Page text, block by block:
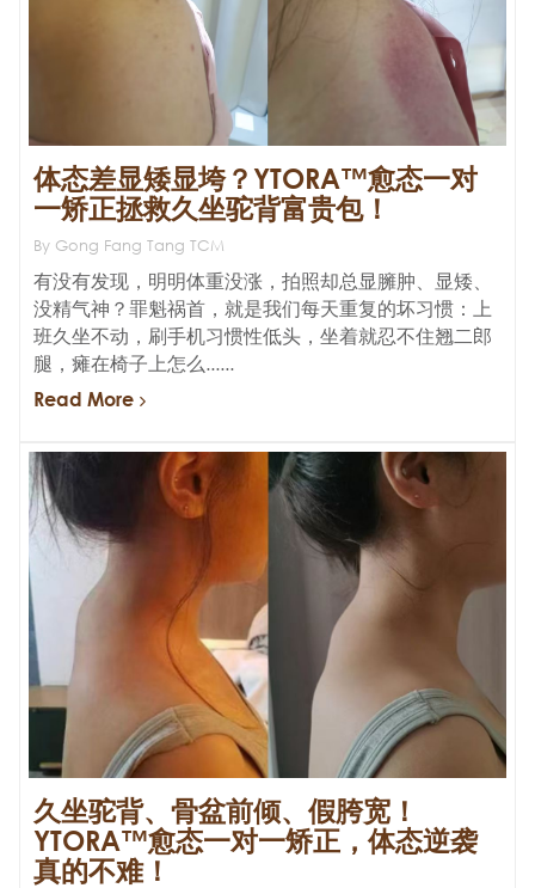
体态差显矮显垮？YTORA™愈态一对
一矫正拯救久坐驼背富贵包！
By Gong Fang Tang TCM
有没有发现，明明体重没涨，拍照却总显臃肿、显矮、
没精气神？罪魁祸首，就是我们每天重复的坏习惯：上
班久坐不动，刷手机习惯性低头，坐着就忍不住翘二郎
腿，瘫在椅子上怎么......
Read More
久坐驼背、骨盆前倾、假胯宽！
YTORA™愈态一对一矫正，体态逆袭
真的不难！